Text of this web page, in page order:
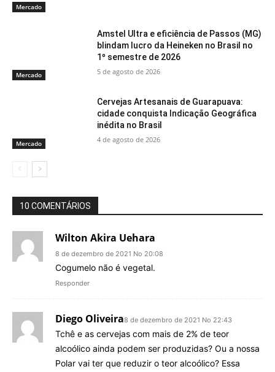
Mercado
Mercado
Amstel Ultra e eficiência de Passos (MG)
blindam lucro da Heineken no Brasil no
1º semestre de 2026
5 de agosto de 2026
Mercado
Cervejas Artesanais de Guarapuava:
cidade conquista Indicação Geográfica
inédita no Brasil
4 de agosto de 2026
10 COMENTÁRIOS
Wilton Akira Uehara
8 de dezembro de 2021 No 20:08
Cogumelo não é vegetal.
Responder
Diego Oliveira8 de dezembro de 2021 No 22:43
Tchê e as cervejas com mais de 2% de teor
alcoólico ainda podem ser produzidas? Ou a nossa
Polar vai ter que reduzir o teor alcoólico? Essa